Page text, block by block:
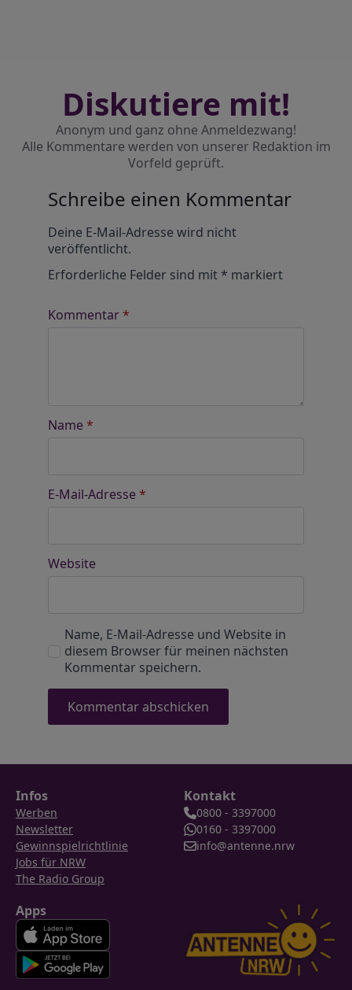
Diskutiere mit!
Anonym und ganz ohne Anmeldezwang!
Alle Kommentare werden von unserer Redaktion im
Vorfeld geprüft.
Schreibe einen Kommentar
Deine E-Mail-Adresse wird nicht
veröffentlicht.
Erforderliche Felder sind mit* markiert
Kommentar*
Name *
E-Mail-Adresse *
Website
Name, E-Mail-Adresse und Website in
diesem Browser für meinen nächsten
Kommentar speichern.
Infos
Werben
Newsletter
Gewinnspielrichtlinie
Jobs für NRW
The Radio Group
Kontakt
0800 - 3397000
0160 - 3397000
info@antenne.nrw
Apps